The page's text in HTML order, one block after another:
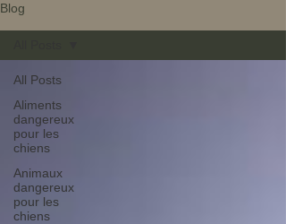
Blog
All Posts
Aliments
dangereux
pour les
chiens
Animaux
dangereux
pour les
chiens